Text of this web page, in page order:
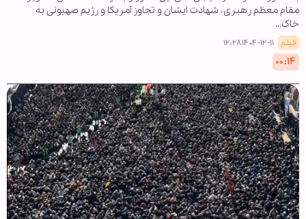
مقام معظم رهبری، شهادت ایشان و تجاوز آمریکا و رژیم صهیونی به
خاک…
فیلم ۱۴۰۴-۱۲-۱۱ ۱۲:۲۸
۰۰:۱۴